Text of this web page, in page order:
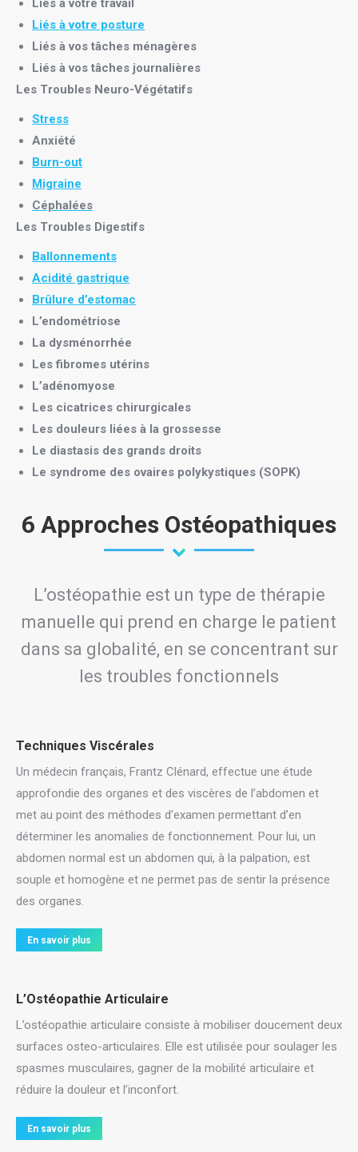
Liés à votre posture
Liés à vos tâches ménagères
Liés à vos tâches journalières
Les Troubles Neuro-Végétatifs
Stress
Anxiété
Burn-out
Migraine
Céphalées
Les Troubles Digestifs
Ballonnements
Acidité gastrique
Brûlure d’estomac
L’endométriose
La dysménorrhée
Les fibromes utérins
L’adénomyose
Les cicatrices chirurgicales
Les douleurs liées à la grossesse
Le diastasis des grands droits
Le syndrome des ovaires polykystiques (SOPK)
6 Approches Ostéopathiques
L’ostéopathie est un type de thérapie
manuelle qui prend en charge le patient
dans sa globalité, en se concentrant sur
les troubles fonctionnels
Techniques Viscérales
Un médecin français, Frantz Clénard, effectue une étude
approfondie des organes et des viscères de l’abdomen et
met au point des méthodes d’examen permettant d’en
déterminer les anomalies de fonctionnement. Pour lui, un
abdomen normal est un abdomen qui, à la palpation, est
souple et homogène et ne permet pas de sentir la présence
des organes.
En savoir plus
L’Ostéopathie Articulaire
L’ostéopathie articulaire consiste à mobiliser doucement deux
surfaces osteo-articulaires. Elle est utilisée pour soulager les
spasmes musculaires, gagner de la mobilité articulaire et
réduire la douleur et l’inconfort.
En savoir plus